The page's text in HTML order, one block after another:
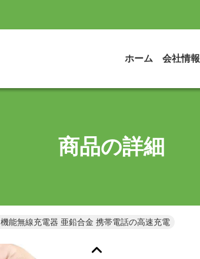
ホーム 会社情報
商品の詳細
能無線充電器 亜鉛合金 携帯電話の高速充電